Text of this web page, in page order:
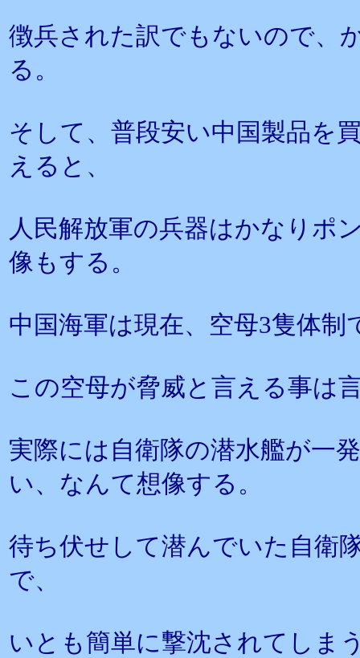
徴兵された訳でもないので、
る。
そして、普段安い中国製品を
えると、
人民解放軍の兵器はかなりポ
像もする。
中国海軍は現在、空母3隻体
この空母が脅威と言える事は
実際には自衛隊の潜水艦が一
い、なんて想像する。
待ち伏せして潜んでいた自衛
で、
いとも簡単に撃沈されてしま